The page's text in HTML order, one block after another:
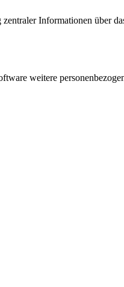
Informationen über
weitere